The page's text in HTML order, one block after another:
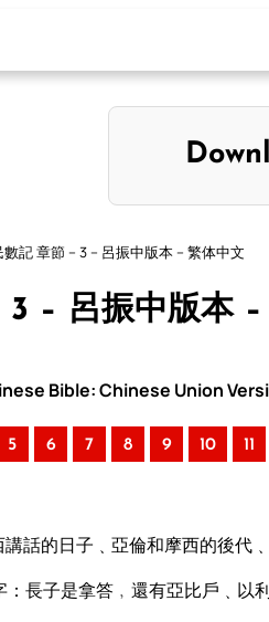
數記 章節 – 3 – 呂振中版本 – 繁体中文
3 – 呂振中版本
Bible: Chinese Union
5 6 7 8 9 10 11
話的日子﹑亞倫和摩西的後代﹑
長子是拿答﹐還有亞比戶﹑以